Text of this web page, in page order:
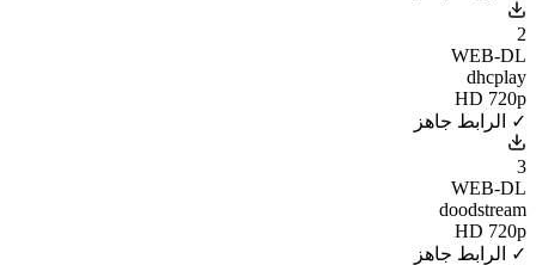
2
WEB-DL
dhcplay
HD 720p
✓ الرابط جاهز
3
WEB-DL
doodstream
HD 720p
✓ الرابط جاهز